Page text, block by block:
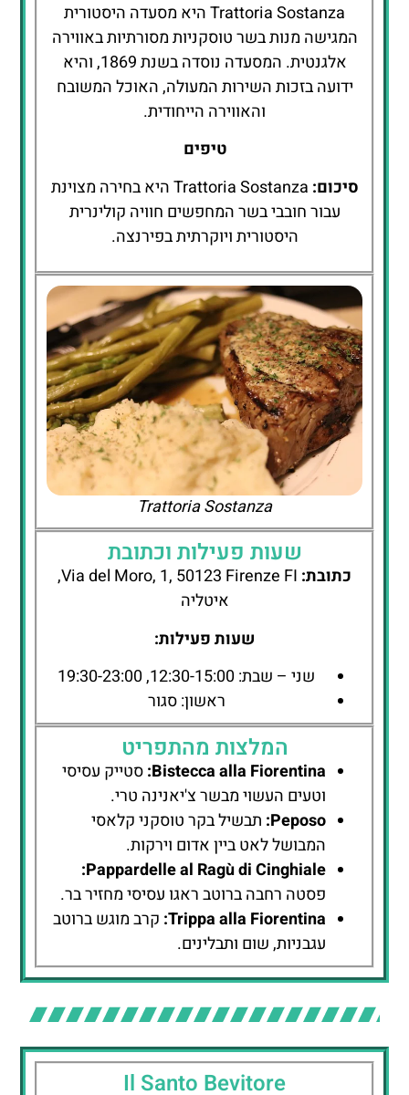
Trattoria Sostanza היא מסעדה היסטורית
המגישה מנות בשר טוסקניות מסורתיות באווירה
אלגנטית. המסעדה נוסדה בשנת 1869, והיא
ידועה בזכות השירות המעולה, האוכל המשובח
והאווירה הייחודית.
טיפים
סיכום:
Trattoria Sostanza היא בחירה מצוינת
עבור חובבי בשר המחפשים חוויה קולינרית
היסטורית ויוקרתית בפירנצה.
Trattoria Sostanza
שעות פעילות וכתובת
כתובת:
Via del Moro, 1, 50123 Firenze FI,
איטליה
שעות פעילות:
שני – שבת: 12:30-15:00, 19:30-23:00
ראשון: סגור
המלצות מהתפריט
Bistecca alla Fiorentina: סטייק עסיסי
וטעים העשוי מבשר צ'יאנינה טרי.
Peposo: תבשיל בקר טוסקני קלאסי
המבושל לאט ביין אדום וירקות.
Pappardelle al Ragù di Cinghiale:
פסטה רחבה ברוטב ראגו עסיסי מחזיר בר.
Trippa alla Fiorentina: קרב מוגש ברוטב
עגבניות, שום ותבלינים.
Il Santo Bevitore